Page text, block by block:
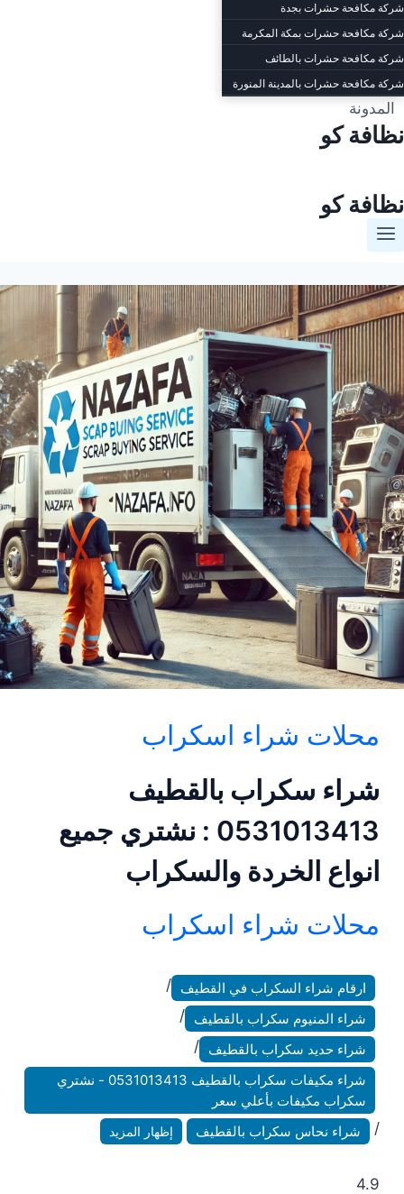
شركة مكافحة حشرات بجدة
شركة مكافحة حشرات بمكة المكرمة
شركة مكافحة حشرات بالطائف
شركة مكافحة حشرات بالمدينة المنورة
المدونة
نظافة كو
نظافة كو
محلات شراء اسكراب
شراء سكراب بالقطيف
0531013413 : نشتري جميع
انواع الخردة والسكراب
محلات شراء اسكراب
ارقام شراء السكراب في القطيف /
شراء المنيوم سكراب بالقطيف /
شراء حديد سكراب بالقطيف /
شراء مكيفات سكراب بالقطيف 0531013413 - نشتري
سكراب مكيفات بأعلي سعر
/ شراء نحاس سكراب بالقطيف إظهار المزيد
4.9